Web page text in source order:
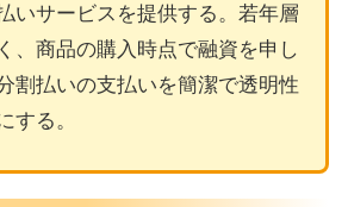
いサービスを提供する。若年層
、商品の購入時点で融資を申し
割払いの支払いを簡潔で透明性
する。